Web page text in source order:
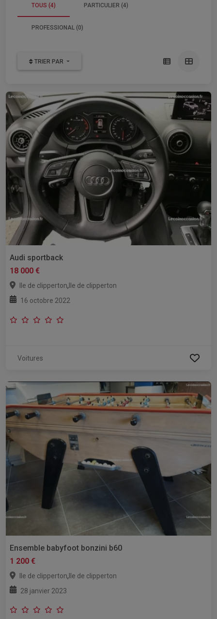
TOUS (4) PARTICULIER (4)
PROFESSIONAL (0)
TRIER PAR
Audi sportback
18 000 €
Ile de clipperton, Ile de clipperton
16 octobre 2022
Voitures
Ensemble babyfoot bonzini b60
1 200 €
Ile de clipperton, Ile de clipperton
28 janvier 2023